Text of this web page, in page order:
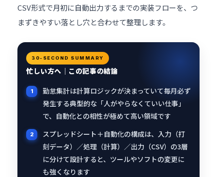
CSV形式で月初に自動出力するまでの実装フローを、つ
まずきやすい落とし穴と合わせて整理します。
30-SECOND SUMMARY
忙しい方へ｜この記事の結論
勤怠集計は計算ロジックが決まっていて毎月必ず
発生する典型的な「人がやらなくていい仕事」
で、自動化との相性が極めて高い領域です
スプレッドシート＋自動化の構成は、入力（打
刻データ）／処理（計算）／出力（CSV）の3層
に分けて設計すると、ツールやソフトの変更に
も強くなります